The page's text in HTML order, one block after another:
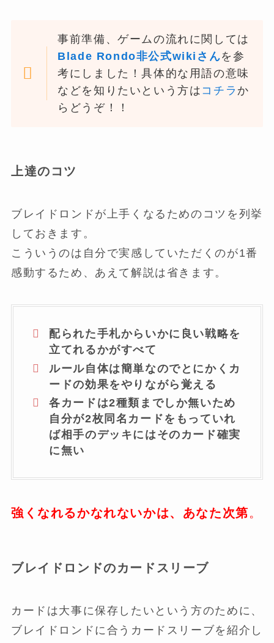
事前準備、ゲームの流れに関しては
Blade Rondo非公式wikiさんを参
考にしました！具体的な用語の意味
などを知りたいという方は コチラ か
らどうぞ！！
上達のコツ
ブレイドロンドが上手くなるためのコツを列挙
しておきます。
こういうのは自分で実感していただくのが1番
感動するため、あえて解説は省きます。
配られた手札からいかに良い戦略を
立てれるかがすべて
ルール自体は簡単なのでとにかくカ
ードの効果をやりながら覚える
各カードは2種類までしか無いため
自分が2枚同名カードをもっていれ
ば相手のデッキにはそのカード確実
に無い
強くなれるかなれないかは、あなた次第。
ブレイドロンドのカードスリーブ
カードは大事に保存したいという方のために、
ブレイドロンドに合うカードスリーブを紹介し